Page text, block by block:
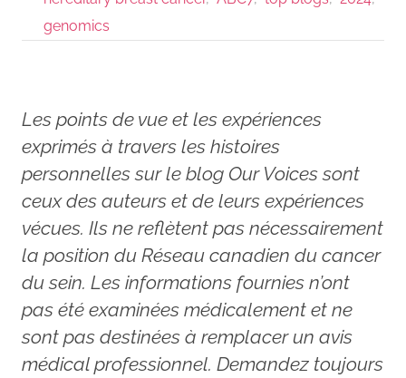
genomics
Les points de vue et les expériences
exprimés à travers les histoires
personnelles sur le blog Our Voices sont
ceux des auteurs et de leurs expériences
vécues. Ils ne reflètent pas nécessairement
la position du Réseau canadien du cancer
du sein. Les informations fournies n’ont
pas été examinées médicalement et ne
sont pas destinées à remplacer un avis
médical professionnel. Demandez toujours